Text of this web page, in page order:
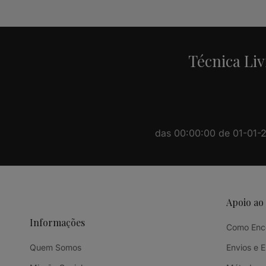
Técnica
das 00:00:00 de 01-01-
Informações
Quem Somos
Apoio
Como
Envios e